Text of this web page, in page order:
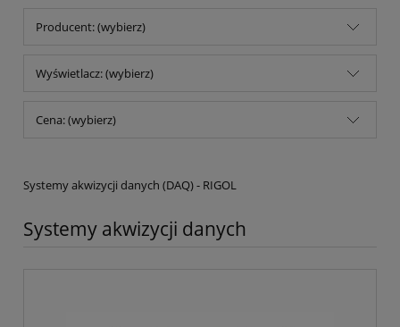
Producent: (wybierz)
Wyświetlacz: (wybierz)
Cena: (wybierz)
Systemy akwizycji danych (DAQ) - RIGOL
Systemy akwizycji danych